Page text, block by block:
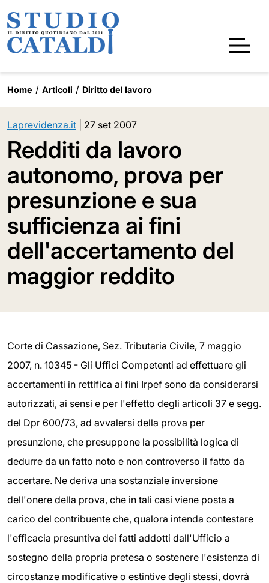
Home Articoli Diritto del lavoro
Laprevidenza.it 27 set 2007
Redditi da lavoro
autonomo, prova per
presunzione e sua
sufficienza ai fini
dell'accertamento del
maggior reddito
Corte di Cassazione, Sez. Tributaria Civile, 7 maggio
2007, n. 10345 - Gli Uffici Competenti ad effettuare gli
accertamenti in rettifica ai fini Irpef sono da considerarsi
autorizzati, ai sensi e per l'effetto degli articoli 37 e segg.
del Dpr 600/73, ad avvalersi della prova per
presunzione, che presuppone la possibilità logica di
dedurre da un fatto noto e non controverso il fatto da
accertare. Ne deriva una sostanziale inversione
dell'onere della prova, che in tali casi viene posta a
carico del contribuente che, qualora intenda contestare
l'efficacia presuntiva dei fatti addotti dall'Ufficio a
sostegno della propria pretesa o sostenere l'esistenza di
circostanze modificative o estintive degli stessi, dovrà